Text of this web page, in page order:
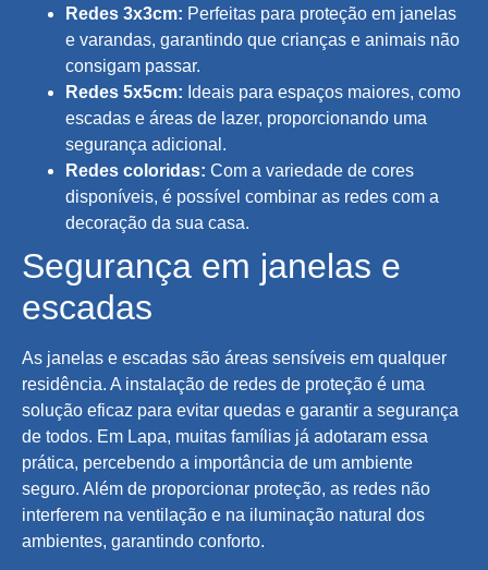
Redes 3x3cm: Perfeitas para proteção em janelas
e varandas, garantindo que crianças e animais não
consigam passar.
Redes 5x5cm: Ideais para espaços maiores, como
escadas e áreas de lazer, proporcionando uma
segurança adicional.
Redes coloridas: Com a variedade de cores
disponíveis, é possível combinar as redes com a
decoração da sua casa.
Segurança em janelas e
escadas
As janelas e escadas são áreas sensíveis em qualquer
residência. A instalação de redes de proteção é uma
solução eficaz para evitar quedas e garantir a segurança
de todos. Em Lapa, muitas famílias já adotaram essa
prática, percebendo a importância de um ambiente
seguro. Além de proporcionar proteção, as redes não
interferem na ventilação e na iluminação natural dos
ambientes, garantindo conforto.